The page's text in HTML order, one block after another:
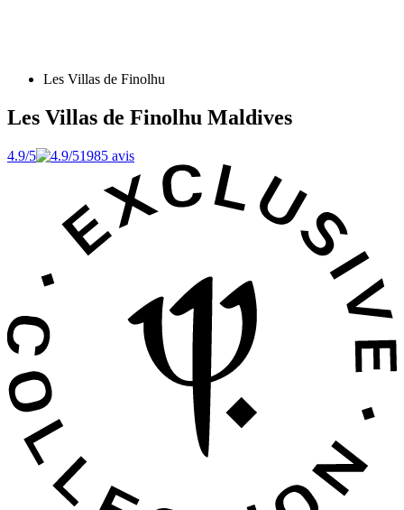
Les Villas de Finolhu
Les Villas de Finolhu Maldives
4.9/5 1985 avis